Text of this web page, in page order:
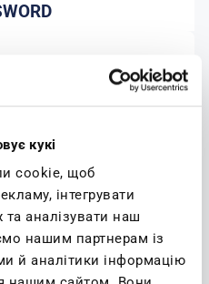
кукі
cookie, щоб
інтегрувати
та аналізувати наш
нашим партнерам із
й аналітики інформацію